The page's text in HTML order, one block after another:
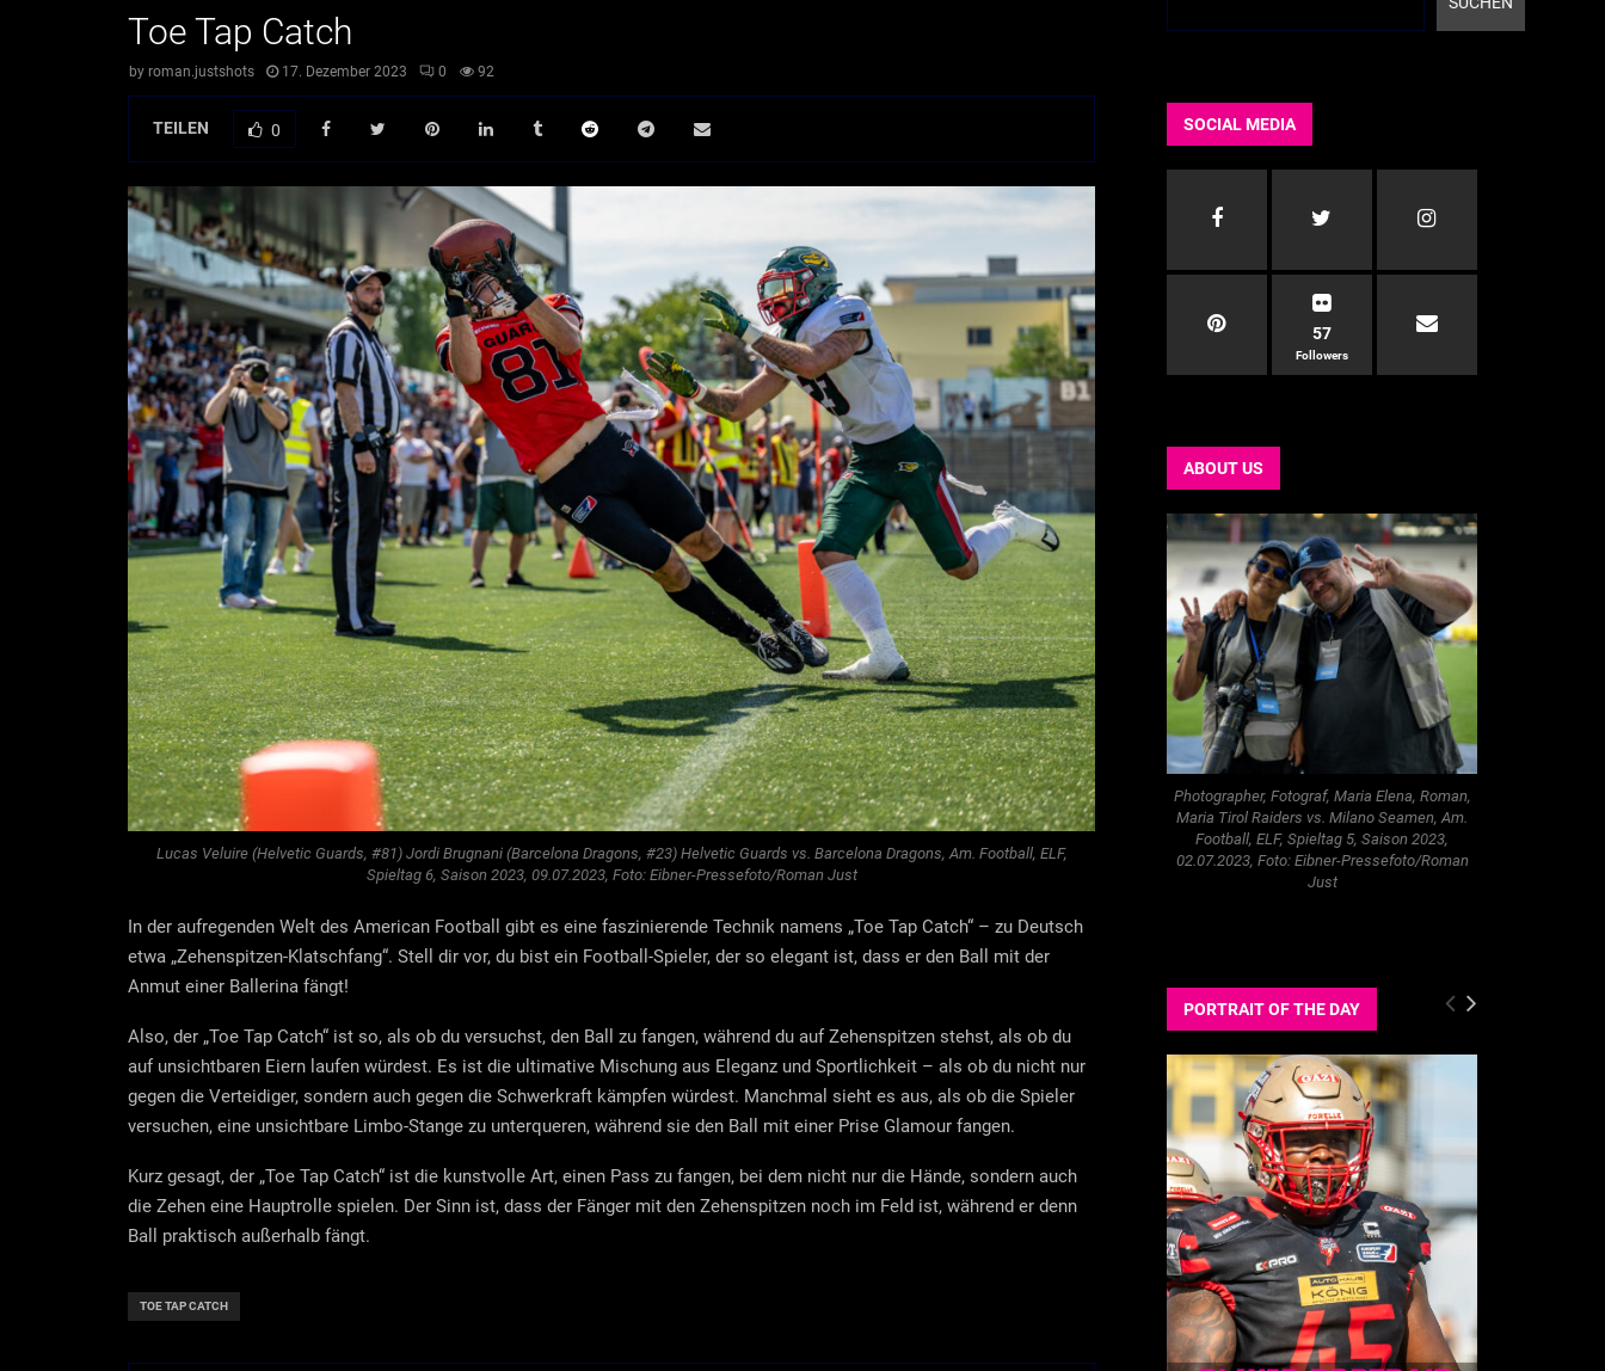
Toe Tap Catch
by roman.justshots 17. Dezember 2023 0 92
TEILEN 0
Lucas Veluire (Helvetic Guards, #81) Jordi Brugnani (Barcelona Dragons, #23) Helvetic Guards vs. Barcelona Dragons, Am. Football, ELF,
Spieltag 6, Saison 2023, 09.07.2023, Foto: Eibner-Pressefoto/Roman Just
In der aufregenden Welt des American Football gibt es eine faszinierende Technik namens „Toe Tap Catch“ – zu Deutsch
etwa „Zehenspitzen-Klatschfang“. Stell dir vor, du bist ein Football-Spieler, der so elegant ist, dass er den Ball mit der
Anmut einer Ballerina fängt!
Also, der „Toe Tap Catch“ ist so, als ob du versuchst, den Ball zu fangen, während du auf Zehenspitzen stehst, als ob du
auf unsichtbaren Eiern laufen würdest. Es ist die ultimative Mischung aus Eleganz und Sportlichkeit – als ob du nicht nur
gegen die Verteidiger, sondern auch gegen die Schwerkraft kämpfen würdest. Manchmal sieht es aus, als ob die Spieler
versuchen, eine unsichtbare Limbo-Stange zu unterqueren, während sie den Ball mit einer Prise Glamour fangen.
Kurz gesagt, der „Toe Tap Catch“ ist die kunstvolle Art, einen Pass zu fangen, bei dem nicht nur die Hände, sondern auch
die Zehen eine Hauptrolle spielen. Der Sinn ist, dass der Fänger mit den Zehenspitzen noch im Feld ist, während er denn
Ball praktisch außerhalb fängt.
TOE TAP CATCH
SOCIAL MEDIA
57
Followers
ABOUT US
Photographer, Fotograf, Maria Elena, Roman,
Maria Tirol Raiders vs. Milano Seamen, Am.
Football, ELF, Spieltag 5, Saison 2023,
02.07.2023, Foto: Eibner-Pressefoto/Roman
Just
PORTRAIT OF THE DAY